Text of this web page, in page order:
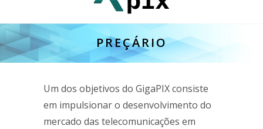
PREÇÁRIO
Um dos objetivos do GigaPIX consiste
em impulsionar o desenvolvimento do
mercado das telecomunicações em